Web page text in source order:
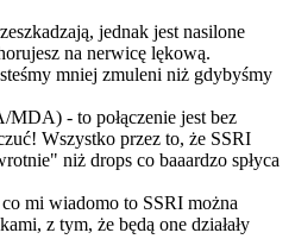
jednak jest nasilone
na nerwicę lękową.
mniej zmuleni niż gdybyśmy
- to połączenie jest bez
Wszystko przez to, że SSRI
niż drops co baaardzo spłyca
mi wiadomo to SSRI można
z tym, że będą one działały